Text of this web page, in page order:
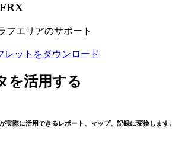
FRX
フエリアのサポート
レットをダウンロード
を活用する
実際に活用できるレポート、マップ、記録に変換します。